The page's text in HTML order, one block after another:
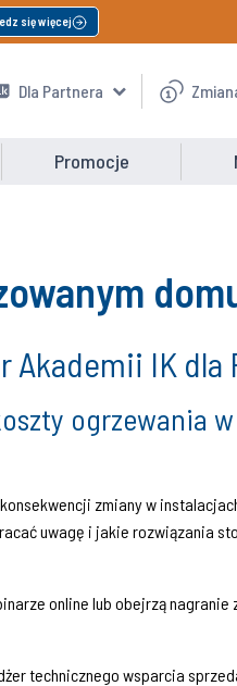
się więcej
Dla Partnera
Promocje
Akademii IK
ogrzewania
zmiany w
uwagę i jakie rozwiązania
online lub obejrzą
technicznego wsparcia